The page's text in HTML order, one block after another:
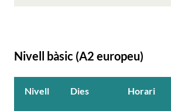
Nivell bàsic (A2 europeu)
Nivell Dies Horari